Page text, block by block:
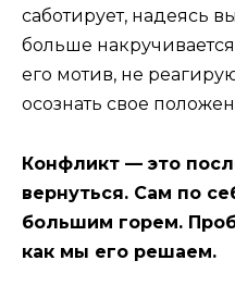
саботирует, надеясь
больше накручивается
его мотив, не
осознать свое
Конфликт — это
вернуться. Сам по
большим горем.
как мы его решаем.